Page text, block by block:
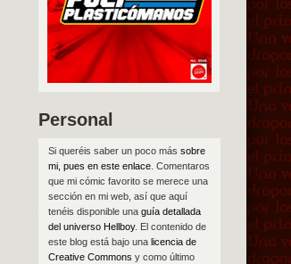
Personal
Si queréis saber un poco más sobre
mi, pues en este enlace. Comentaros
que mi cómic favorito se merece una
sección en mi web, así que aquí
tenéis disponible una guía detallada
del universo Hellboy. El contenido de
este blog está bajo una licencia de
Creative Commons y como último